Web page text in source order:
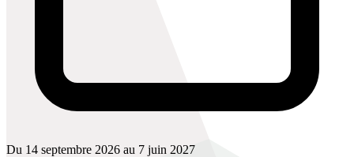
Du 14 septembre 2026 au 7 juin 2027